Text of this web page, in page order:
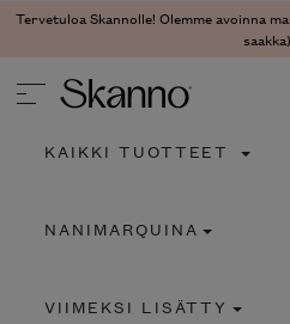
Tervetuloa Skannolle! Olemme avoinna
Type 2 or more characters for
KAIKKI TUOTTEET
NANIMARQUINA
VIIMEKSI LISÄTTY